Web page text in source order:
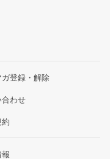
ガ登録・解除
合わせ